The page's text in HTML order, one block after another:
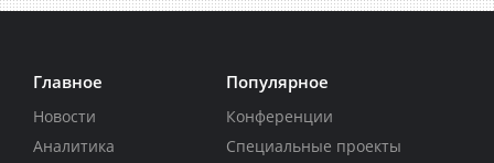
Главное
Новости
Аналитика
Популярное
Конференции
Специальные проекты